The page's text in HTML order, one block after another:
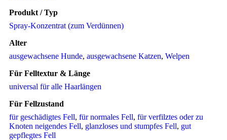
Produkt / Typ
Spray-Konzentrat (zum Verdünnen)
Alter
ausgewachsene Hunde, ausgewachsene Katzen, Welpen
Für Felltextur & Länge
universal für alle Haarlängen
Für Fellzustand
für geschädigtes Fell, für normales Fell, für verfilztes oder zu
Knoten neigendes Fell, glanzloses und stumpfes Fell, gut
gepflegtes Fell